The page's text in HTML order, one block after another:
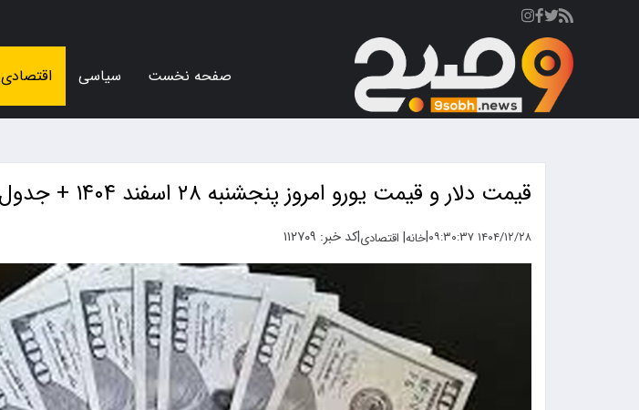
صفحه نخست سیاسی اقتصادی
قیمت دلار و قیمت یورو امروز پنجشنبه ۲۸ اسفند ۱۴۰۴ + جدول
۱۴۰۴/۱۲/۲۸ ۰۹:۳۰:۳۷ |خانه| اقتصادی|کد خبر: ۱۱۲۷۰۹